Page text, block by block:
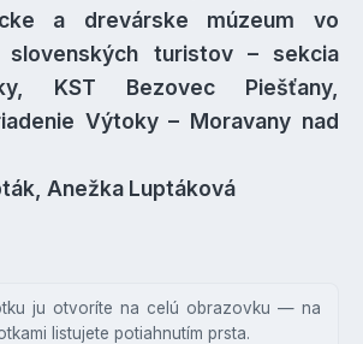
a drevárske múzeum vo
slovenských turistov – sekcia
KST Bezovec Piešťany,
Výtoky – Moravany nad
Anežka Luptáková
ju otvoríte na celú obrazovku — na
listujete potiahnutím prsta.